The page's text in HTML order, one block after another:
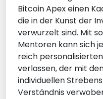
Bitcoin Apex einen
die in der Kunst der
verwurzelt sind. Mit
Mentoren kann sich
reich
verlassen, der mit
individuellen
Verständnis